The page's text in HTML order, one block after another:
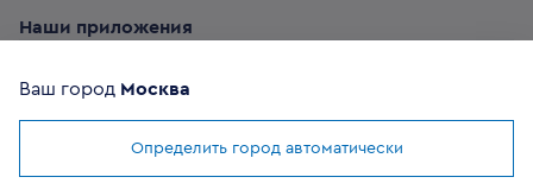
Мы используем cookies
Наши приложения
Ваш город Москва
Определить город автоматически